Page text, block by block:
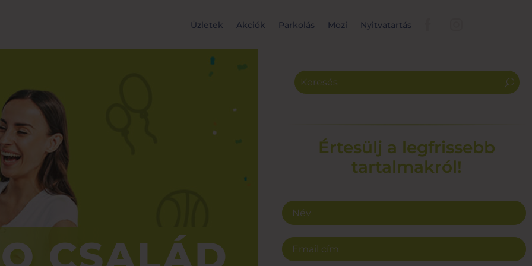
Üzletek Akciók Parkolás Mozi Nyitvatartás
CSALÁD
Értesülj a legfrissebb
tartalmakról!